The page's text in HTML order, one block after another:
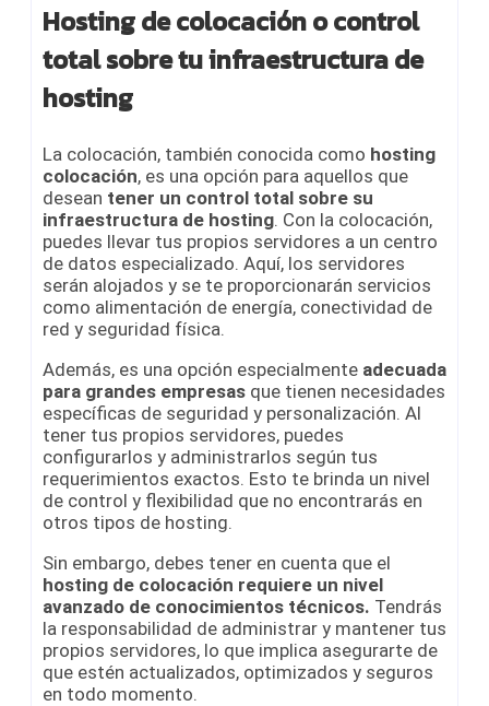
Hosting de colocación o control
total sobre tu infraestructura de
hosting
La colocación, también conocida como hosting
colocación, es una opción para aquellos que
desean tener un control total sobre su
infraestructura de hosting. Con la colocación,
puedes llevar tus propios servidores a un centro
de datos especializado. Aquí, los servidores
serán alojados y se te proporcionarán servicios
como alimentación de energía, conectividad de
red y seguridad física.
Además, es una opción especialmente adecuada
para grandes empresas que tienen necesidades
específicas de seguridad y personalización. Al
tener tus propios servidores, puedes
configurarlos y administrarlos según tus
requerimientos exactos. Esto te brinda un nivel
de control y flexibilidad que no encontrarás en
otros tipos de hosting.
Sin embargo, debes tener en cuenta que el
hosting de colocación requiere un nivel
avanzado de conocimientos técnicos. Tendrás
la responsabilidad de administrar y mantener tus
propios servidores, lo que implica asegurarte de
que estén actualizados, optimizados y seguros
en todo momento.